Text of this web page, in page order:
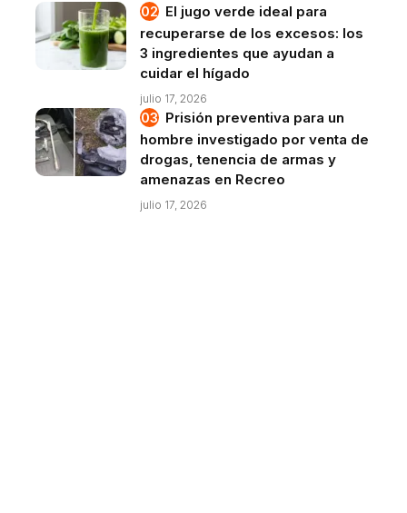
El jugo verde ideal para
recuperarse de los excesos: los
3 ingredientes que ayudan a
cuidar el hígado
julio 17, 2026
Prisión preventiva para un
hombre investigado por venta de
drogas, tenencia de armas y
amenazas en Recreo
julio 17, 2026